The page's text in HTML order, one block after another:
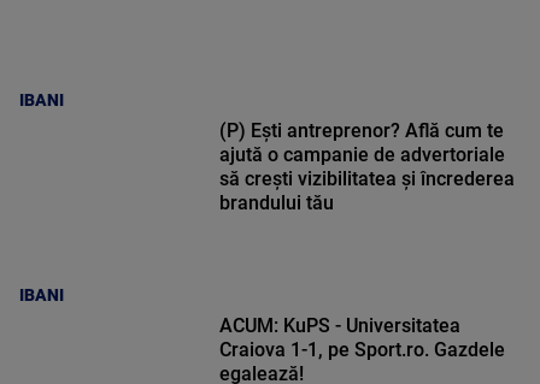
IBANI
IBANI
(P) Ești antreprenor? Află cum te
ajută o campanie de advertoriale
să crești vizibilitatea și încrederea
brandului tău
ACUM: KuPS - Universitatea
Craiova 1-1, pe Sport.ro. Gazdele
egalează!